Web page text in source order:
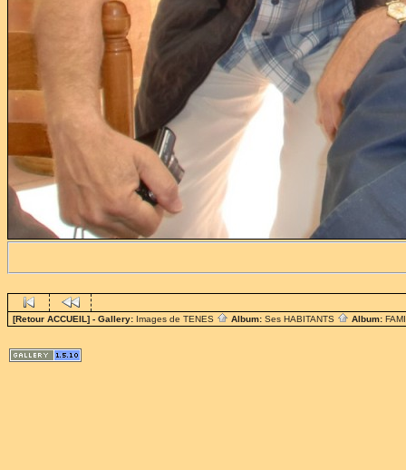
[Retour ACCUEIL] - Gallery: Images de TENES Album: Ses HABITANTS Album: